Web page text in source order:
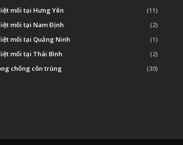
mối tại Hưng Yên
(11)
mối tại Nam Định
(2)
mối tại Quảng Ninh
(1)
mối tại Thái Bình
(2)
chống côn trùng
(30)